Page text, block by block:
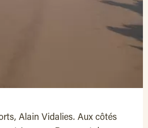
Alain Vidalies. Aux côtés